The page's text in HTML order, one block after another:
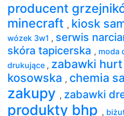
producent
minecraft , kiosk
wózek 3w1 , serwis
skóra tapicerska , moda
drukujące , zabawki
kosowska , chemia
zakupy , zabawki
produkty bhp ,